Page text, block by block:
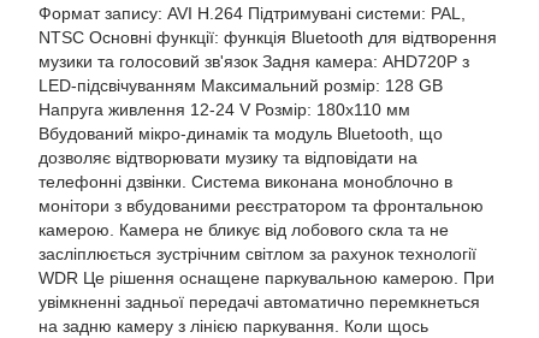
Формат запису: AVI H.264 Підтримувані системи: PAL,
NTSC Основні функції: функція Bluetooth для відтворення
музики та голосовий зв'язок Задня камера: AHD720P з
LED-підсвічуванням Максимальний розмір: 128 GB
Напруга живлення 12-24 V Розмір: 180х110 мм
Вбудований мікро-динамік та модуль Bluetooth, що
дозволяє відтворювати музику та відповідати на
телефонні дзвінки. Система виконана моноблочно в
монітори з вбудованими реєстратором та фронтальною
камерою. Камера не бликує від лобового скла та не
засліплюється зустрічним світлом за рахунок технології
WDR Це рішення оснащене паркувальною камерою. При
увімкненні задньої передачі автоматично перемкнеться
на задню камеру з лінією паркування. Коли щось